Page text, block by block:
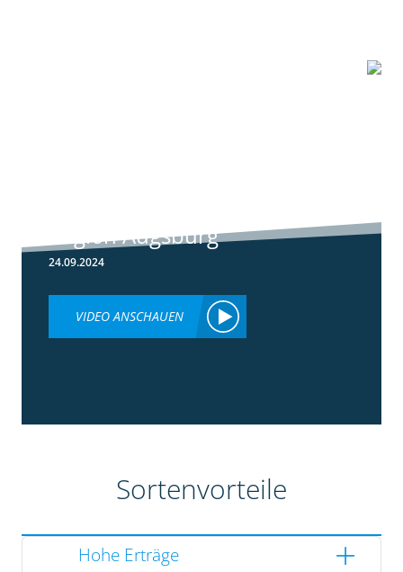
Region Augsburg
24.09.2024
VIDEO ANSCHAUEN
Sortenvorteile
Hohe Erträge